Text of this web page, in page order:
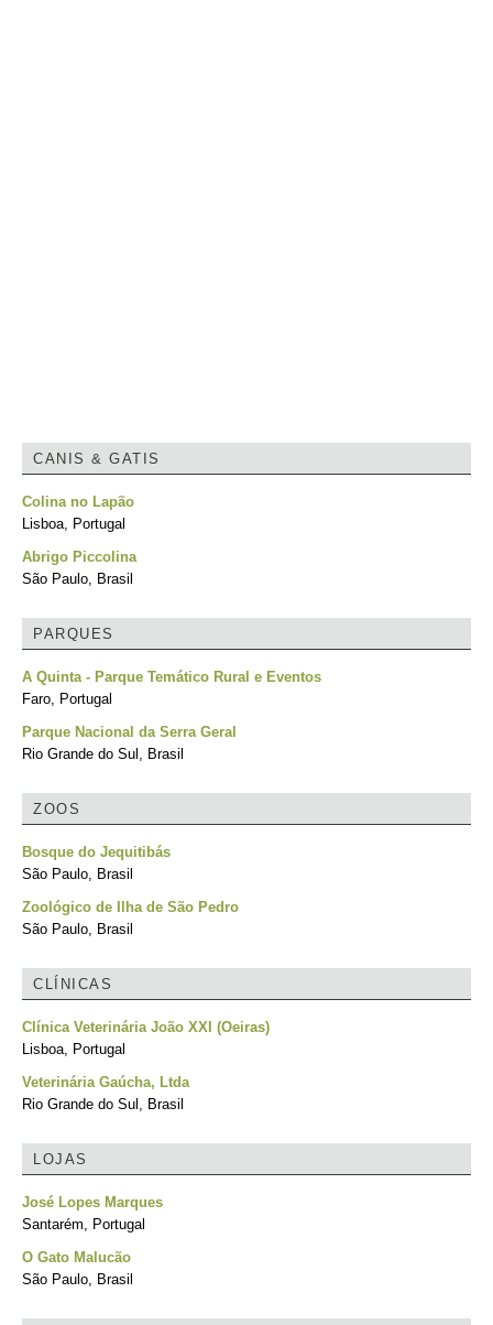
CANIS & GATIS
Colina no Lapão
Lisboa, Portugal
Abrigo Piccolina
São Paulo, Brasil
PARQUES
A Quinta - Parque Temático Rural e Eventos
Faro, Portugal
Parque Nacional da Serra Geral
Rio Grande do Sul, Brasil
ZOOS
Bosque do Jequitibás
São Paulo, Brasil
Zoológico de Ilha de São Pedro
São Paulo, Brasil
CLÍNICAS
Clínica Veterinária João XXI (Oeiras)
Lisboa, Portugal
Veterinária Gaúcha, Ltda
Rio Grande do Sul, Brasil
LOJAS
José Lopes Marques
Santarém, Portugal
O Gato Malucão
São Paulo, Brasil